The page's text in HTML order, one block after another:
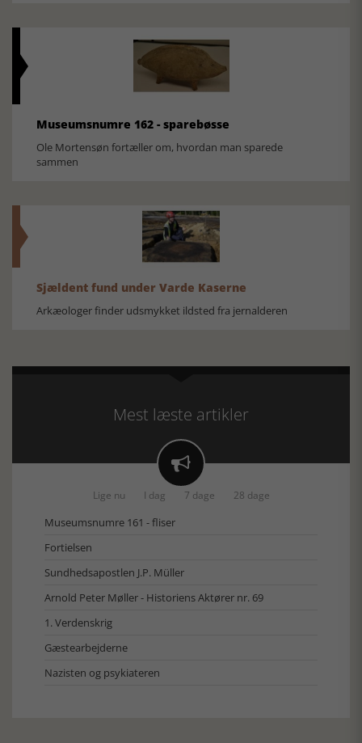
Museumsnumre 162 - sparebøsse
Ole Mortensøn fortæller om, hvordan man sparede
sammen
Sjældent fund under Varde Kaserne
Arkæologer finder udsmykket ildsted fra jernalderen
Mest læste artikler

Lige nu I dag 7 dage 28 dage
Museumsnumre 161 - fliser
Fortielsen
Sundhedsapostlen J.P. Müller
Arnold Peter Møller - Historiens Aktører nr. 69
1. Verdenskrig
Gæstearbejderne
Nazisten og psykiateren